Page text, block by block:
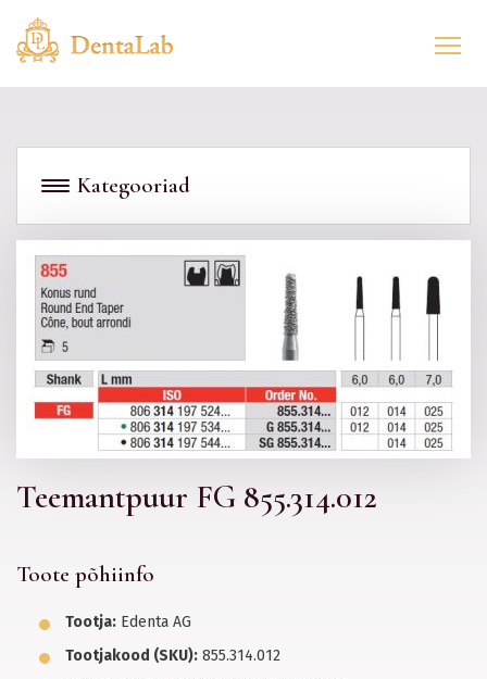
Kategooriad
Teemantpuur FG 855.314.012
Toote põhiinfo
Tootja: Edenta AG
Tootjakood (SKU): 855.314.012